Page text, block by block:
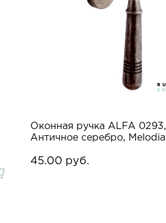
Оконная ручка ALFA 0293,
Античное серебро, Melodia
45.00 руб.